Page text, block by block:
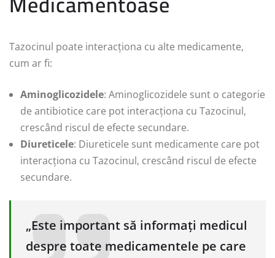
Tazocinul poate interacționa cu alte medicamente,
cum ar fi:
Aminoglicozidele: Aminoglicozidele sunt o categorie
de antibiotice care pot interacționa cu Tazocinul,
crescând riscul de efecte secundare.
Diureticele: Diureticele sunt medicamente care pot
interacționa cu Tazocinul, crescând riscul de efecte
secundare.
„Este important să informați medicul
despre toate medicamentele pe care